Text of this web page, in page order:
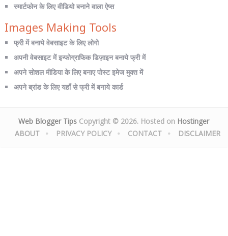
स्मार्टफोन के लिए वीडियो बनाने वाला ऐप्स
Images Making Tools
फ्री में बनाये वेबसाइट के लिए लोगो
अपनी वेबसाइट में इन्फोग्राफिक डिज़ाइन बनाये फ्री में
अपने सोशल मीडिया के लिए बनाए पोस्ट इमेज मुक्त में
अपने ब्रांड के लिए यहाँ से फ्री में बनाये कार्ड
Web Blogger Tips Copyright © 2026. Hosted on Hostinger
ABOUT
PRIVACY POLICY CONTACT DISCLAIMER